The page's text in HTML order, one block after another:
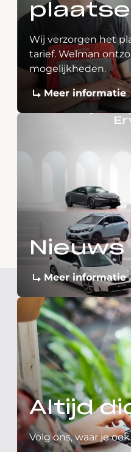
Wij verzorgen het
tarief. Welman
mogelijkheden.
Meer informatie
Nieuws
Meer informatie
Altijd
Volg ons, waar je